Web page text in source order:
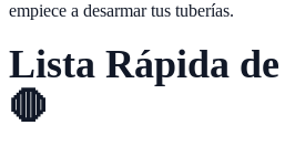
empiece a desarmar tus tuberías.
Lista Rápida
🛑